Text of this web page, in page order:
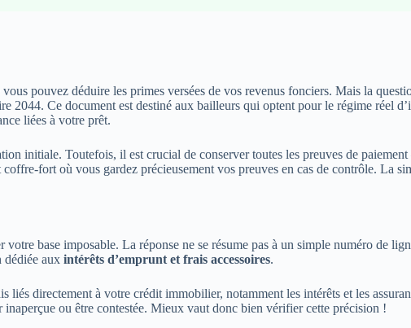
pouvez déduire les primes versées de vos revenus fonciers. Mais la
2044. Ce document est destiné aux bailleurs qui optent pour le régime réel
liées à votre prêt.
initiale. Toutefois, il est crucial de conserver toutes les preuves de
fort où vous gardez précieusement vos preuves en cas de contrôle. La
base imposable. La réponse ne se résume pas à un simple numéro de
dédiée aux intérêts d’emprunt et frais accessoires.
directement à votre crédit immobilier, notamment les intérêts et les
ou être contestée. Mieux vaut donc bien vérifier cette précision !